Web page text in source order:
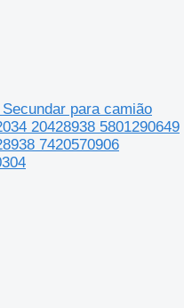
para camião
20428938 5801290649
7420570906